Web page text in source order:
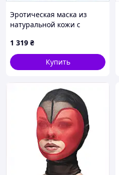
Эротическая маска из
натуральной кожи с
1 319 ₴
Купить